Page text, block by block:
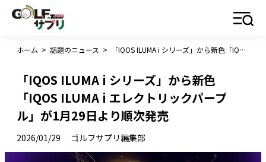
ホーム > 話題のニュース > 「IQOS ILUMA i シリーズ」から新色「IQOS ILUMA i エレクトリックパープル」が1月29日より順次発売
「IQOS ILUMA i シリーズ」から新色
「IQOS ILUMA i エレクトリックパープ
ル」が1月29日より順次発売
2026/01/29 ゴルフサプリ編集部